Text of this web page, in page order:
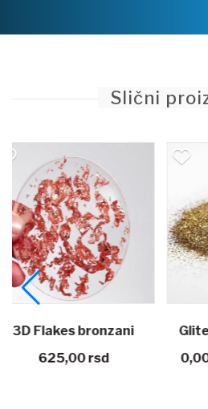
Slični
Gliter flakes bronzani
EPODEX
0,00rsd